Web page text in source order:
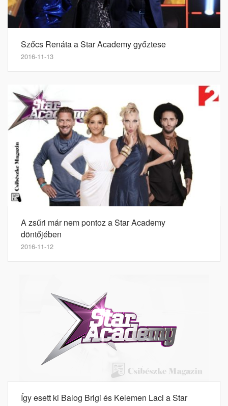
Szőcs Renáta a Star Academy győztese
2016-11-13
A zsűri már nem pontoz a Star Academy
döntőjében
2016-11-12
Így esett ki Balog Brigi és Kelemen Laci a Star